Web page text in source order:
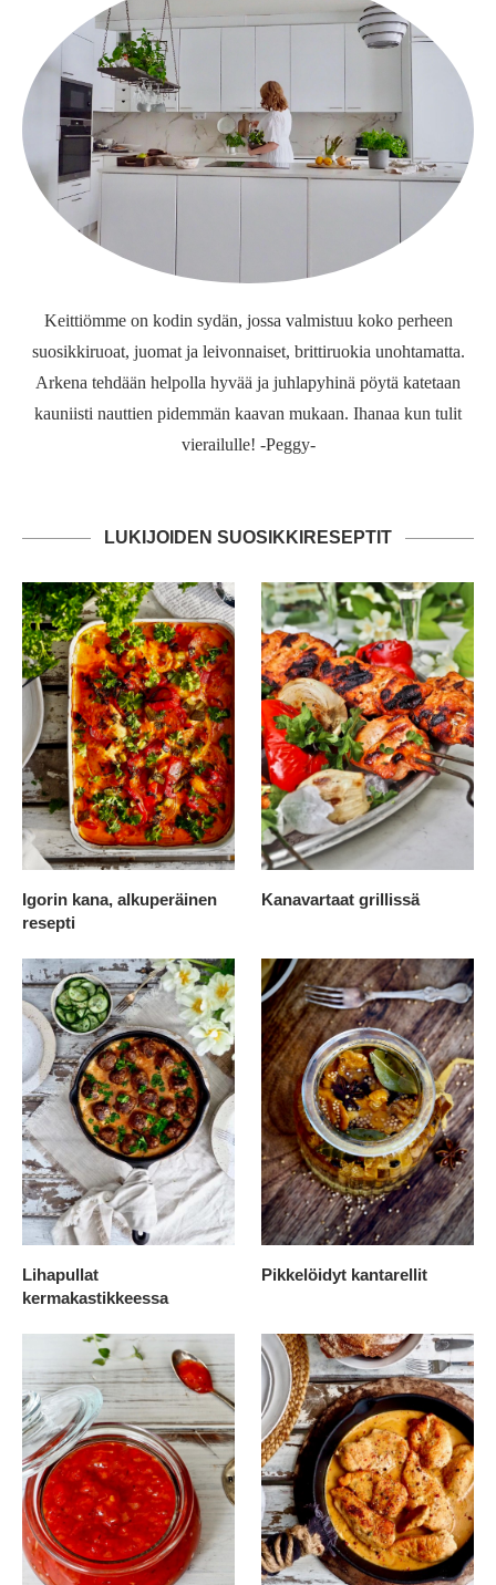
Keittiömme on kodin sydän, jossa valmistuu koko perheen
suosikkiruoat, juomat ja leivonnaiset, brittiruokia unohtamatta.
Arkena tehdään helpolla hyvää ja juhlapyhinä pöytä katetaan
kauniisti nauttien pidemmän kaavan mukaan. Ihanaa kun tulit
vierailulle! -Peggy-
LUKIJOIDEN SUOSIKKIRESEPTIT
Igorin kana, alkuperäinen
resepti
Kanavartaat grillissä
Lihapullat
kermakastikkeessa
Pikkelöidyt kantarellit